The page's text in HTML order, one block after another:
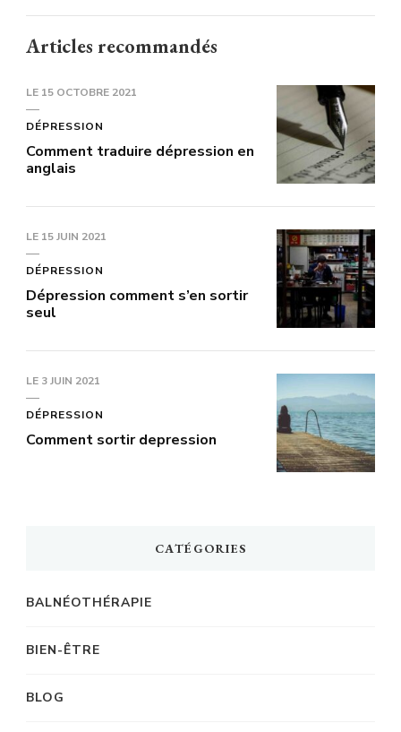
Articles recommandés
LE 15 OCTOBRE 2021
DÉPRESSION
Comment traduire dépression en
anglais
LE 15 JUIN 2021
DÉPRESSION
Dépression comment s’en sortir
seul
LE 3 JUIN 2021
DÉPRESSION
Comment sortir depression
CATÉGORIES
BALNÉOTHÉRAPIE
BIEN-ÊTRE
BLOG